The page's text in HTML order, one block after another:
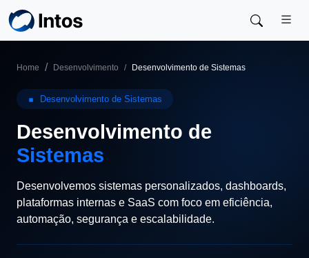
Skip to main content
Home Desenvolvimento Desenvolvimento de Sistemas
Desenvolvimento de Sistemas
Desenvolvimento de
Sistemas
Desenvolvemos sistemas personalizados, dashboards,
plataformas internas e SaaS com foco em eficiência,
automação, segurança e escalabilidade.